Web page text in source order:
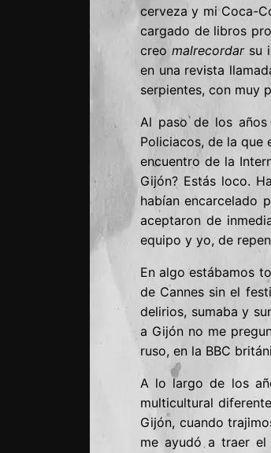
cerveza y mi Coca-
cargado de libros
creo malrecordarsu
en una revista
serpientes, con muy
Al paso de los años
Policiacos, de la que
encuentro de la
Gijón? Estás loco.
habían encarcelado
aceptaron de
equipo y yo, de
En algo estábamos
de Cannes sin el
delirios, sumaba y
a Gijón no me
ruso, en la BBC
A lo largo de los
multicultural
Gijón, cuando
me ayudó a traer